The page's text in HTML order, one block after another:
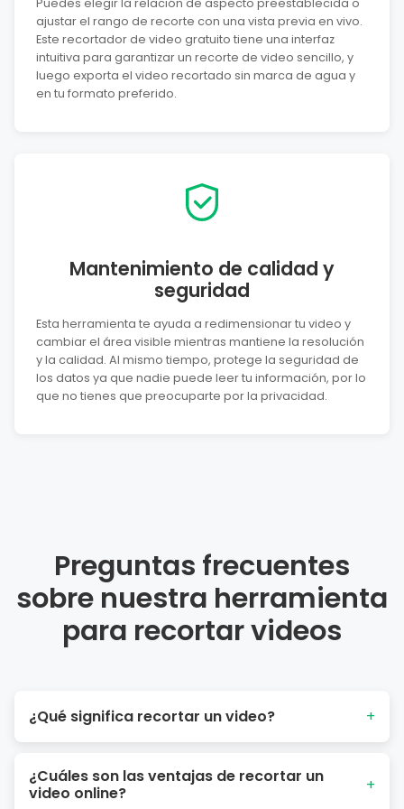
Puedes elegir la relación de aspecto preestablecida o
ajustar el rango de recorte con una vista previa en vivo.
Este recortador de video gratuito tiene una interfaz
intuitiva para garantizar un recorte de video sencillo, y
luego exporta el video recortado sin marca de agua y
en tu formato preferido.
Mantenimiento de calidad y
seguridad
Esta herramienta te ayuda a redimensionar tu video y
cambiar el área visible mientras mantiene la resolución
y la calidad. Al mismo tiempo, protege la seguridad de
los datos ya que nadie puede leer tu información, por lo
que no tienes que preocuparte por la privacidad.
Preguntas frecuentes
sobre nuestra herramienta
para recortar videos
¿Qué significa recortar un video? +
o todos los bordes de un clip de video, dejando solo la
parte más importante. Por lo tanto, te permite transformar
¿Cuáles son las ventajas de recortar un
video online?
+